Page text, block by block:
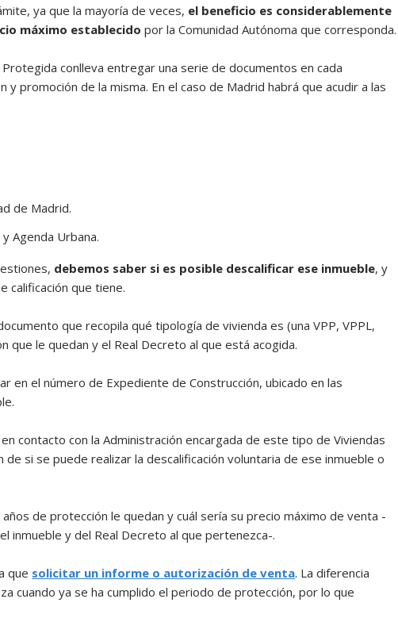
ya que la mayoría de veces, el beneficio es considerablemente
máximo establecido por la Comunidad Autónoma que corresponda.
Protegida conlleva entregar una serie de documentos en cada
promoción de la misma. En el caso de Madrid habrá que acudir a las
de Madrid.
Agenda Urbana.
debemos saber si es posible descalificar ese inmueble, y
calificación que tiene.
que recopila qué tipología de vivienda es (una VPP, VPPL,
que le quedan y el Real Decreto al que está acogida.
en el número de Expediente de Construcción, ubicado en las
contacto con la Administración encargada de este tipo de Viviendas
si se puede realizar la descalificación voluntaria de ese inmueble o
de protección le quedan y cuál sería su precio máximo de venta -
inmueble y del Real Decreto al que pertenezca-.
que solicitar un informe o autorización de venta. La diferencia
cuando ya se ha cumplido el periodo de protección, por lo que